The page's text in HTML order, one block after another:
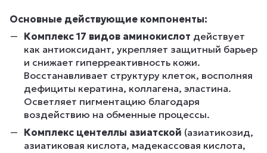
Основные действующие компоненты:
Комплекс 17 видов аминокислот действует
как антиоксидант, укрепляет защитный барьер
и снижает гиперреактивность кожи.
Восстанавливает структуру клеток, восполняя
дефициты кератина, коллагена, эластина.
Осветляет пигментацию благодаря
воздействию на обменные процессы.
Комплекс центеллы азиатской (азиатикозид,
азиатиковая кислота, мадекассовая кислота,